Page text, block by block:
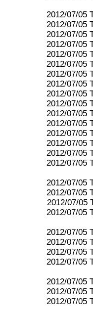
2012/07/05
2012/07/05
2012/07/05
2012/07/05
2012/07/05
2012/07/05
2012/07/05
2012/07/05
2012/07/05
2012/07/05
2012/07/05
2012/07/05
2012/07/05
2012/07/05
2012/07/05
2012/07/05
2012/07/05
2012/07/05
2012/07/05
2012/07/05
2012/07/05
2012/07/05
2012/07/05
2012/07/05
2012/07/05
2012/07/05
2012/07/05